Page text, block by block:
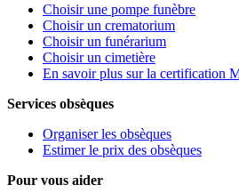
Choisir une pompe funèbre
Choisir un crematorium
Choisir un funérarium
Choisir un cimetière
En savoir plus sur la certification
Services obsèques
Organiser les obsèques
Estimer le prix des obsèques
Pour vous aider